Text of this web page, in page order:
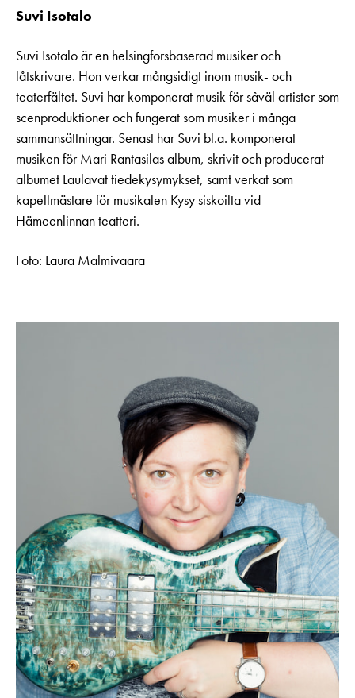
Suvi Isotalo
Suvi Isotalo är en helsingforsbaserad musiker och
låtskrivare. Hon verkar mångsidigt inom musik- och
teaterfältet. Suvi har komponerat musik för såväl artister som
scenproduktioner och fungerat som musiker i många
sammansättningar. Senast har Suvi bl.a. komponerat
musiken för Mari Rantasilas album, skrivit och producerat
albumet Laulavat tiedekysymykset, samt verkat som
kapellmästare för musikalen Kysy siskoilta vid
Hämeenlinnan teatteri.
Foto: Laura Malmivaara